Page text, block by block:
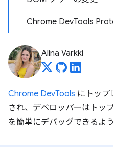
Chrome DevTools
Alina Varkki
Chrome DevTools にトップ
され、デベロッパーはトッ
を簡単にデバッグできるよ